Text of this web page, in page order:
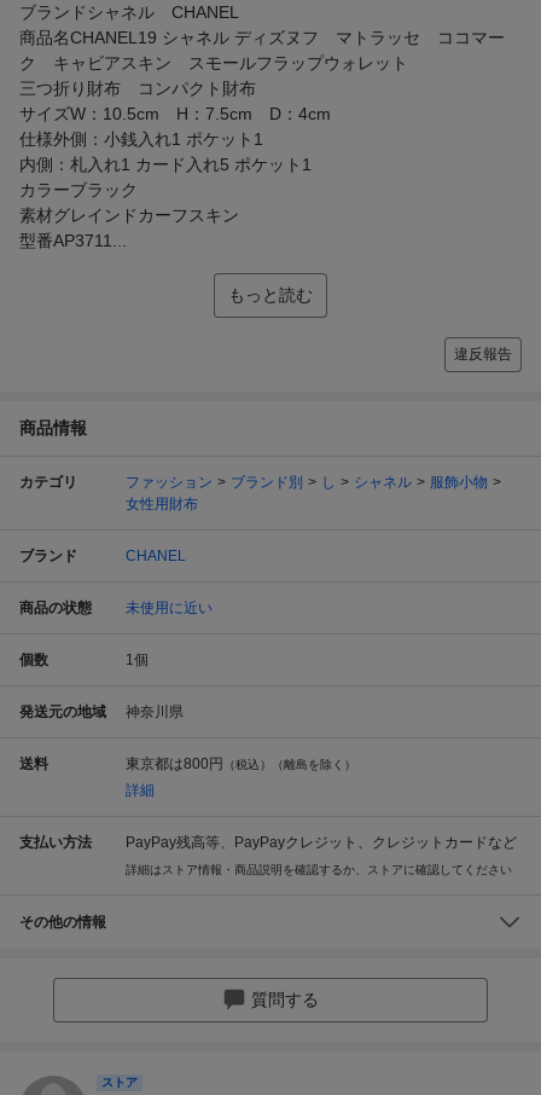
ブランドシャネル CHANEL
商品名CHANEL19 シャネル ディズヌフ マトラッセ ココマー
ク キャビアスキン スモールフラップウォレット
三つ折り財布 コンパクト財布
サイズW：10.5cm H：7.5cm D：4cm
仕様外側：小銭入れ1 ポケット1
内側：札入れ1 カード入れ5 ポケット1
カラーブラック
素材グレインドカーフスキン
型番AP3711...
もっと読む
違反報告
商品情報
カテゴリ ファッション ブランド別 し シャネル
服飾小物
女性用財布
ブランド CHANEL
商品の状態 未使用に近い
個数 1個
発送元の地域 神奈川県
送料 東京都は800円 （税込）（離島を除く）
詳細
支払い方法 PayPay残高等、PayPayクレジット、クレジットカードなど
詳細はストア情報・商品説明を確認するか、ストアに確認してください
その他の情報
質問する
ストア